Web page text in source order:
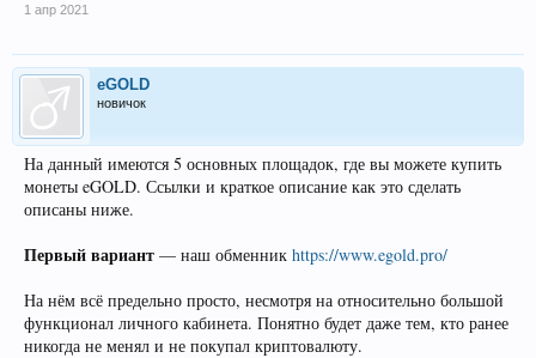
1 апр 2021
eGOLD
новичок
На данный имеются 5 основных площадок, где вы можете купить
монеты eGOLD. Ссылки и краткое описание как это сделать
описаны ниже.
Первый вариант — наш обменник https://www.egold.pro/
На нём всё предельно просто, несмотря на относительно большой
функционал личного кабинета. Понятно будет даже тем, кто ранее
никогда не менял и не покупал криптовалюту.